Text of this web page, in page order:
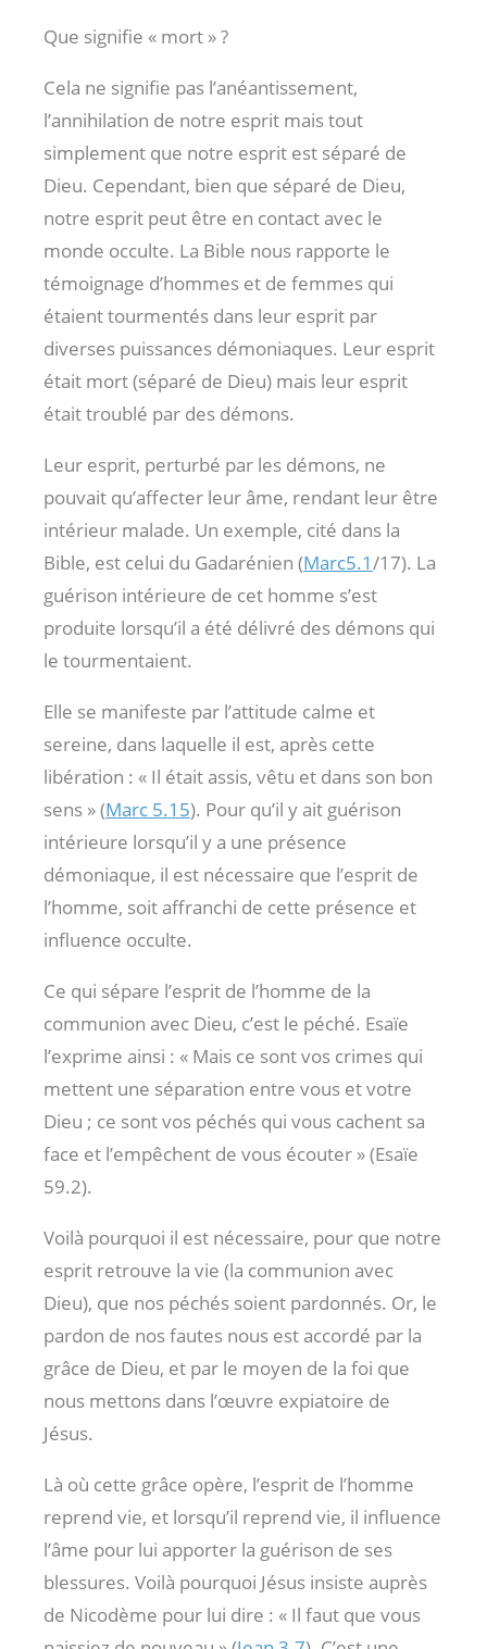
Que signifie « mort » ?
Cela ne signifie pas l’anéantissement,
l’annihilation de notre esprit mais tout
simplement que notre esprit est séparé de
Dieu. Cependant, bien que séparé de Dieu,
notre esprit peut être en contact avec le
monde occulte. La Bible nous rapporte le
témoignage d’hommes et de femmes qui
étaient tourmentés dans leur esprit par
diverses puissances démoniaques. Leur esprit
était mort (séparé de Dieu) mais leur esprit
était troublé par des démons.
Leur esprit, perturbé par les démons, ne
pouvait qu’affecter leur âme, rendant leur être
intérieur malade. Un exemple, cité dans la
Bible, est celui du Gadarénien (Marc5.1/17). La
guérison intérieure de cet homme s’est
produite lorsqu’il a été délivré des démons qui
le tourmentaient.
Elle se manifeste par l’attitude calme et
sereine, dans laquelle il est, après cette
libération : « Il était assis, vêtu et dans son bon
sens » (Marc 5.15). Pour qu’il y ait guérison
intérieure lorsqu’il y a une présence
démoniaque, il est nécessaire que l’esprit de
l’homme, soit affranchi de cette présence et
influence occulte.
Ce qui sépare l’esprit de l’homme de la
communion avec Dieu, c’est le péché. Esaïe
l’exprime ainsi : « Mais ce sont vos crimes qui
mettent une séparation entre vous et votre
Dieu ; ce sont vos péchés qui vous cachent sa
face et l’empêchent de vous écouter » (Esaïe
59.2).
Voilà pourquoi il est nécessaire, pour que notre
esprit retrouve la vie (la communion avec
Dieu), que nos péchés soient pardonnés. Or, le
pardon de nos fautes nous est accordé par la
grâce de Dieu, et par le moyen de la foi que
nous mettons dans l’œuvre expiatoire de
Jésus.
Là où cette grâce opère, l’esprit de l’homme
reprend vie, et lorsqu’il reprend vie, il influence
l’âme pour lui apporter la guérison de ses
blessures. Voilà pourquoi Jésus insiste auprès
de Nicodème pour lui dire : « Il faut que vous